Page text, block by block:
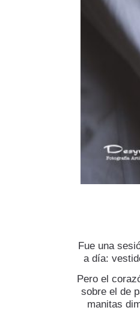
Fue una
a día:
Pero el
sobre el de
manitas